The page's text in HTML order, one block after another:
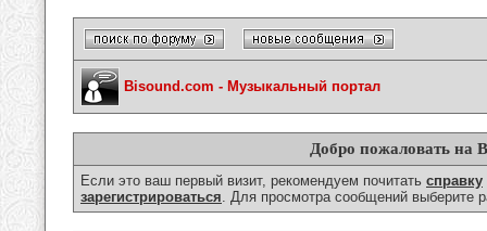
Bisound.com - Музыкальный портал
Добро пожаловать на
Если это ваш первый визит, рекомендуем почитать справку
зарегистрироваться. Для просмотра сообщений выберите